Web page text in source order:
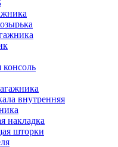
консоль
внутренняя
накладка
шторки